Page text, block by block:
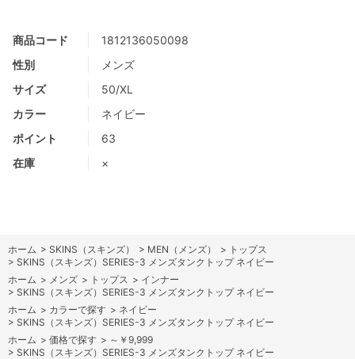
商品コード
1812136050098
性別
メンズ
サイズ
50/XL
カラー
ネイビー
ポイント
63
在庫
×
ホーム > SKINS（スキンズ） > MEN（メンズ） > トップス
> SKINS（スキンズ）SERIES-3 メンズタンクトップ ネイビー
ホーム > メンズ > トップス > インナー
> SKINS（スキンズ）SERIES-3 メンズタンクトップ ネイビー
ホーム > カラーで探す > ネイビー
> SKINS（スキンズ）SERIES-3 メンズタンクトップ ネイビー
ホーム > 価格で探す > ～￥9,999
> SKINS（スキンズ）SERIES-3 メンズタンクトップ ネイビー